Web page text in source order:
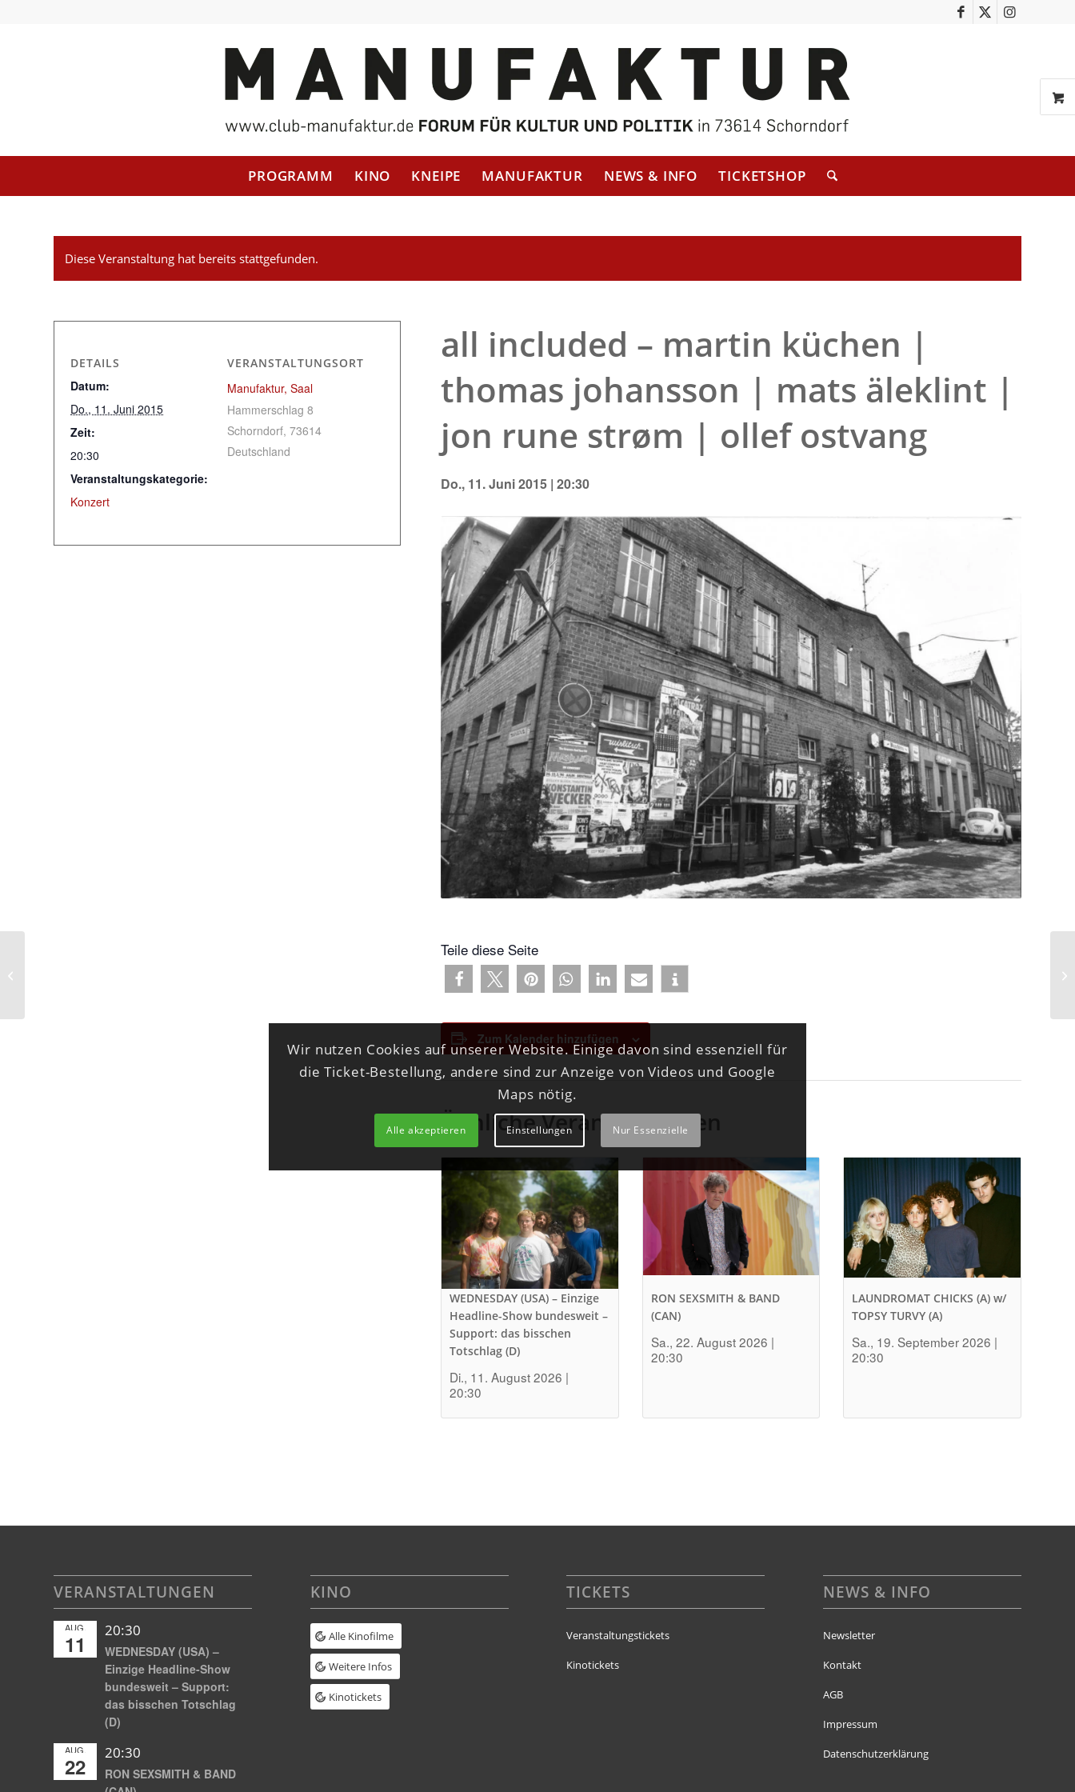
PROGRAMM KINO KNEIPE MANUFAKTUR NEWS & INFO TICKETSHOP
Diese Veranstaltung hat bereits stattgefunden.
all included – martin küchen |
thomas johansson | mats äleklint |
jon rune strøm | ollef ostvang
Do., 11. Juni 2015 | 20:30
Teile diese Seite
Zum Kalender hinzufügen
Ähnliche Veranstaltungen
WEDNESDAY (USA) – Einzige
Headline-Show bundesweit –
Support: das bisschen
Totschlag (D)
Di., 11. August 2026 |
20:30
RON SEXSMITH & BAND
(CAN)
Sa., 22. August 2026 |
20:30
LAUNDROMAT CHICKS (A) w/
TOPSY TURVY (A)
Sa., 19. September 2026 |
20:30
DETAILS
Datum:
Do., 11. Juni 2015
Zeit:
20:30
Veranstaltungskategorie:
Konzert
VERANSTALTUNGSORT
Manufaktur, Saal
Hammerschlag 8
Schorndorf, 73614
Deutschland
VERANSTALTUNGEN
AUG.
11
20:30
WEDNESDAY (USA) –
Einzige Headline-Show
bundesweit – Support:
das bisschen Totschlag
(D)
AUG.
22
20:30
RON SEXSMITH & BAND
KINO
Alle Kinofilme
Weitere Infos
Kinotickets
TICKETS
Veranstaltungstickets
Kinotickets
NEWS & INFO
Newsletter
Kontakt
AGB
Impressum
Datenschutzerklärung
Wir nutzen Cookies auf unserer Website. Einige davon sind essenziell für
die Ticket-Bestellung, andere sind zur Anzeige von Videos und Google
Maps nötig.
Alle akzeptieren Einstellungen Nur Essenzielle